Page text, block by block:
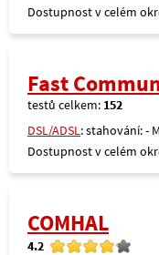
Dostupnost v celém
Fast
testů celkem: 152
DSL/ADSL: stahování: -
Dostupnost v celém
COMHAL
4.2